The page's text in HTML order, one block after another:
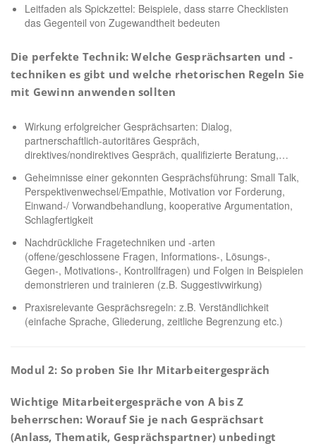
Leitfaden als Spickzettel: Beispiele, dass starre Checklisten
das Gegenteil von Zugewandtheit bedeuten
Die perfekte Technik: Welche Gesprächsarten und -
techniken es gibt und welche rhetorischen Regeln Sie
mit Gewinn anwenden sollten
Wirkung erfolgreicher Gesprächsarten: Dialog,
partnerschaftlich-autoritäres Gespräch,
direktives/nondirektives Gespräch, qualifizierte Beratung,…
Geheimnisse einer gekonnten Gesprächsführung: Small Talk,
Perspektivenwechsel/Empathie, Motivation vor Forderung,
Einwand-/ Vorwandbehandlung, kooperative Argumentation,
Schlagfertigkeit
Nachdrückliche Fragetechniken und -arten
(offene/geschlossene Fragen, Informations-, Lösungs-,
Gegen-, Motivations-, Kontrollfragen) und Folgen in Beispielen
demonstrieren und trainieren (z.B. Suggestivwirkung)
Praxisrelevante Gesprächsregeln: z.B. Verständlichkeit
(einfache Sprache, Gliederung, zeitliche Begrenzung etc.)
Modul 2: So proben Sie Ihr Mitarbeitergespräch
Wichtige Mitarbeitergespräche von A bis Z
beherrschen: Worauf Sie je nach Gesprächsart
(Anlass, Thematik, Gesprächspartner) unbedingt